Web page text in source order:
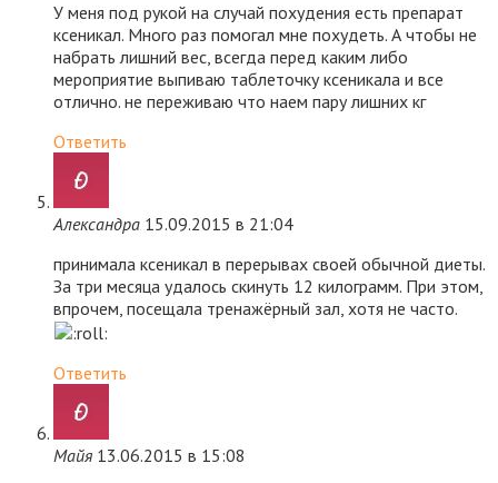
У меня под рукой на случай похудения есть препарат
ксеникал. Много раз помогал мне похудеть. А чтобы не
набрать лишний вес, всегда перед каким либо
мероприятие выпиваю таблеточку ксеникала и все
отлично. не переживаю что наем пару лишних кг
Ответить
Александра 15.09.2015 в 21:04
принимала ксеникал в перерывах своей обычной диеты.
За три месяца удалось скинуть 12 килограмм. При этом,
впрочем, посещала тренажёрный зал, хотя не часто.
Ответить
Майя 13.06.2015 в 15:08